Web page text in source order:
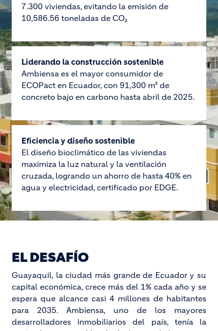
7.300 viviendas, evitando la emisión de
10,586.56 toneladas de CO₂
Liderando la construcción sostenible
Ambiensa es el mayor consumidor de
ECOPact en Ecuador, con 91,300 m³ de
concreto bajo en carbono hasta abril de 2025.
Eficiencia y diseño sostenible
El diseño bioclimático de las viviendas
maximiza la luz natural y la ventilación
cruzada, logrando un ahorro de hasta 40% en
agua y electricidad, certificado por EDGE.
EL DESAFÍO
Guayaquil, la ciudad más grande de Ecuador y su
capital económica, crece más del 1% cada año y se
espera que alcance casi 4 millones de habitantes
para 2035. Ambiensa, uno de los mayores
desarrolladores inmobiliarios del país, tenía la